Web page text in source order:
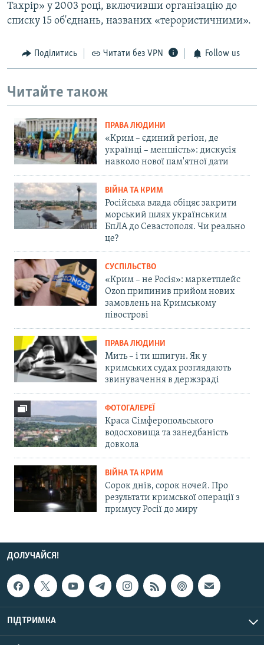
Тахрір» у 2003 році, включивши організацію до
списку 15 об'єднань, названих «терористичними».
Поділитись Читати без VPN Follow us
Читайте також
ПРАВА ЛЮДИНИ
«Крим – єдиний регіон, де
українці – меншість»: дискусія
навколо нової пам'ятної дати
ВІЙНА ТА КРИМ
Російська влада обіцяє закрити
морський шлях українським
БпЛА до Севастополя. Чи реально
це?
СУСПІЛЬСТВО
«Крим – не Росія»: маркетплейс
Ozon припинив прийом нових
замовлень на Кримському
півострові
ПРАВА ЛЮДИНИ
Мить – і ти шпигун. Як у
кримських судах розглядають
звинувачення в держзраді
ФОТОГАЛЕРЕЇ
Краса Сімферопольського
водосховища та занедбаність
довкола
ВІЙНА ТА КРИМ
Сорок днів, сорок ночей. Про
результати кримської операції з
примусу Росії до миру
ДОЛУЧАЙСЯ!
ПІДТРИМКА